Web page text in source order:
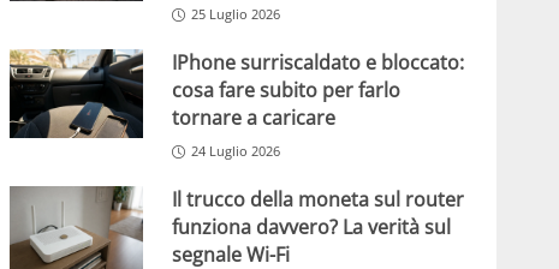
25 Luglio 2026
IPhone surriscaldato e bloccato:
cosa fare subito per farlo
tornare a caricare
24 Luglio 2026
Il trucco della moneta sul router
funziona davvero? La verità sul
segnale Wi-Fi